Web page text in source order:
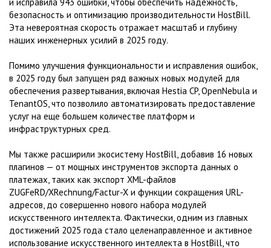
безопасность и оптимизацию производительности HostBill.
Эта невероятная скорость отражает масштаб и глубину
наших инженерных усилий в 2025 году.
Помимо улучшения функциональности и исправления ошибок,
в 2025 году был запущен ряд важных новых модулей для
обеспечения развертывания, включая Hestia CP, OpenNebula и
TenantOS, что позволило автоматизировать предоставление
услуг на еще большем количестве платформ и
инфраструктурных сред.
Мы также расширили экосистему HostBill, добавив 16 новых
плагинов — от мощных инструментов экспорта данных о
платежах, таких как экспорт XML-файлов
ZUGFeRD/XRechnung/Factur-X и функции сокращения URL-
адресов, до совершенно нового набора модулей
искусственного интеллекта. Фактически, одним из главных
достижений 2025 года стало целенаправленное и активное
использование искусственного интеллекта в HostBill, что